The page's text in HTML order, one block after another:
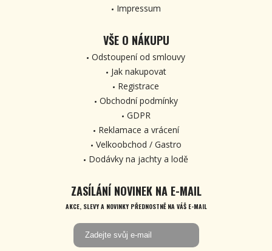
Impressum
VŠE O NÁKUPU
Odstoupení od smlouvy
Jak nakupovat
Registrace
Obchodní podmínky
GDPR
Reklamace a vrácení
Velkoobchod / Gastro
Dodávky na jachty a lodě
ZASÍLÁNÍ NOVINEK NA E-MAIL
AKCE, SLEVY A NOVINKY PŘEDNOSTNĚ NA VÁŠ E-MAIL